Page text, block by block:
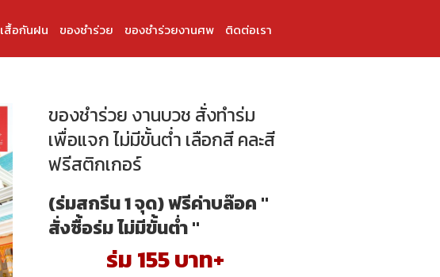
เสื้อกันฝน ของชำร่วย ของชำร่วยงานศพ ติดต่อเรา
ของชำร่วย งานบวช สั่งทำร่ม
เพื่อแจก ไม่มีขั้นต่ำ เลือกสี คละสี
ฟรีสติกเกอร์
(ร่มสกรีน 1 จุด) ฟรีค่าบล๊อค "
สั่งซื้อร่ม ไม่มีขั้นต่ำ "
ร่ม 155 บาท+